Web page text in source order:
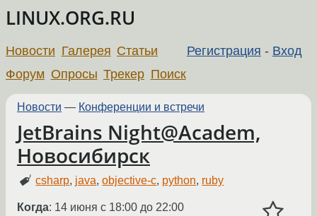
LINUX.ORG.RU
Регистрация - Вход
Новости Галерея Статьи
Форум Опросы Трекер Поиск
Новости — Конференции и встречи
JetBrains Night@Academ,
Новосибирск
csharp, java,objective-c, python, ruby
Когда: 14 июня c 18:00 до 22:00